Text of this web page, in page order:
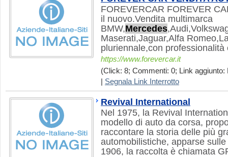
FOREVERCAR FOREVER
il nuovo.Vendita multimarca
BMW,Mercedes
Maserati,Jaguar,Alfa
pluriennale,con
https://www.forevercar.it
(Click: 8; Commenti: 0; Link aggiunto:
Segnala Link Interrotto
Revival International
Nel 1975, la Revival
modello di auto da corsa,
raccontare la storia delle più
automobilistiche, apparse
1906, la raccolta è chiamata